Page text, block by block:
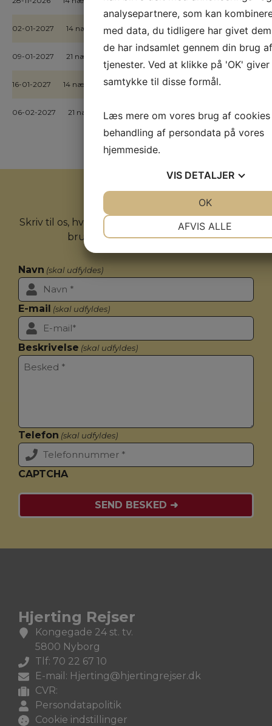
02-01-2027 14 nætter Pris kr. 13.498,- BESTIL
09-01-2027 21 nætter Pris kr. 16.498,-
16-01-2027 14 nætter Pris kr. 13.498,-
06-02-2027 21 nætter Pris kr. 16.998,- BESTIL
Kontakt os
Skriv til os, hvis du har nogle spørgsmål eller har
brug for flere informationer.
Navn (skal udfyldes)
E-mail (skal udfyldes)
Beskrivelse (skal udfyldes)
Telefon (skal udfyldes)
CAPTCHA
Hjerting Rejser
Kongegade 24 st. tv.
5800 Nyborg
Tlf: 70 22 67 10
E-mail: Hjerting@hjertingrejser.dk
CVR:
Persondatapolitik
Cookie indstillinger
analysepartnere, som kan
med data, du tidligere har givet
de har indsamlet gennem din brug
tjenester. Ved at klikke på 'OK' giver
samtykke til disse formål.
Læs mere om vores brug af
behandling af persondata på vores
hjemmeside.
VIS DETALJER
AFVIS ALLE
OK